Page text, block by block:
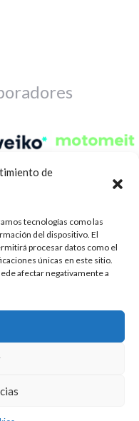
de
tecnologías como las
del dispositivo. El
procesar datos como el
únicas en este sitio.
afectar negativamente a
Portal de transparencia
REPARACIÓN DE
G14023832
la Consejería de Empleo
utilizamos o